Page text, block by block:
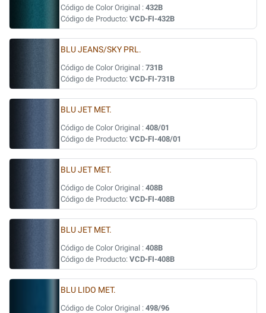
Código de Color Original : 432B
Código de Producto: VCD-FI-432B
BLU JEANS/SKY PRL.
Código de Color Original : 731B
Código de Producto: VCD-FI-731B
BLU JET MET.
Código de Color Original : 408/01
Código de Producto: VCD-FI-408/01
BLU JET MET.
Código de Color Original : 408B
Código de Producto: VCD-FI-408B
BLU JET MET.
Código de Color Original : 408B
Código de Producto: VCD-FI-408B
BLU LIDO MET.
Código de Color Original : 498/96